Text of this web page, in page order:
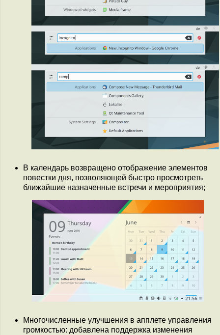
В календарь возвращено отображение элементов
повестки дня, позволяющей быстро просмотреть
ближайшие назначенные встречи и мероприятия;
Многочисленные улучшения в апплете управления
громкостью: добавлена поддержка изменения